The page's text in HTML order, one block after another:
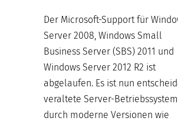
Der Microsoft-Support für
Server 2008, Windows Small
Business Server (SBS) 2011 und
Windows Server 2012 R2 ist
abgelaufen. Es ist nun
veraltete Server-
durch moderne Versionen wie